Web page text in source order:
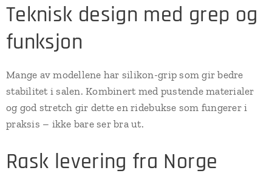
Teknisk design med grep og
funksjon
Mange av modellene har silikon-grip som gir bedre
stabilitet i salen. Kombinert med pustende materialer
og god stretch gir dette en ridebukse som fungerer i
praksis – ikke bare ser bra ut.
Rask levering fra Norge